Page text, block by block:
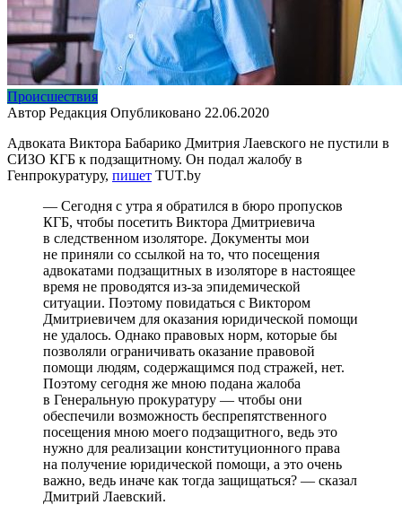
Происшествия
Автор Редакция Опубликовано 22.06.2020
Адвоката Виктора Бабарико Дмитрия Лаевского не пустили в
СИЗО КГБ к подзащитному. Он подал жалобу в
Генпрокуратуру, пишет TUT.by
— Сегодня с утра я обратился в бюро пропусков
КГБ, чтобы посетить Виктора Дмитриевича
в следственном изоляторе. Документы мои
не приняли со ссылкой на то, что посещения
адвокатами подзащитных в изоляторе в настоящее
время не проводятся из-за эпидемической
ситуации. Поэтому повидаться с Виктором
Дмитриевичем для оказания юридической помощи
не удалось. Однако правовых норм, которые бы
позволяли ограничивать оказание правовой
помощи людям, содержащимся под стражей, нет.
Поэтому сегодня же мною подана жалоба
в Генеральную прокуратуру — чтобы они
обеспечили возможность беспрепятственного
посещения мною моего подзащитного, ведь это
нужно для реализации конституционного права
на получение юридической помощи, а это очень
важно, ведь иначе как тогда защищаться? — сказал
Дмитрий Лаевский.